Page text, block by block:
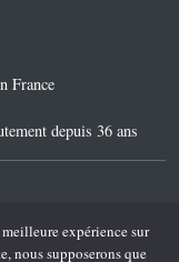
France
depuis 36 ans
expérience sur
nous supposerons que